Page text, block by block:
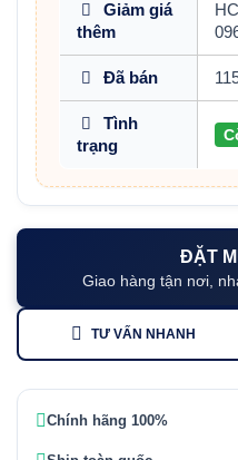
Giảm giá
thêm
Đã bán
Tình
trạng
ĐẶT
Giao hàng tận nơi,
TƯ VẤN NHANH
Chính hãng 100%